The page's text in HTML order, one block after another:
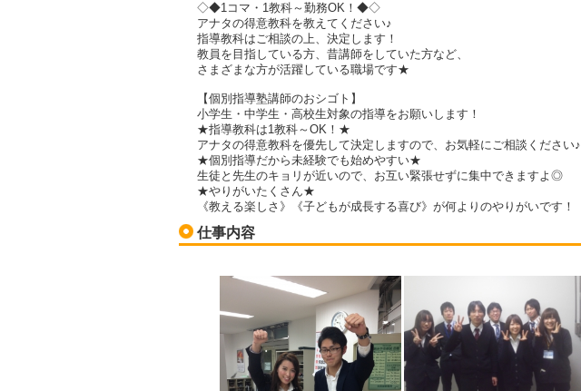
◇◆1コマ・1教科～勤務OK！◆◇
アナタの得意教科を教えてください♪
指導教科はご相談の上、決定します！
教員を目指している方、昔講師をしていた方など、
さまざまな方が活躍している職場です★
【個別指導塾講師のおシゴト】
小学生・中学生・高校生対象の指導をお願いします！
★指導教科は1教科～OK！★
アナタの得意教科を優先して決定しますので、お気軽にご相談ください♪
★個別指導だから未経験でも始めやすい★
生徒と先生のキョリが近いので、お互い緊張せずに集中できますよ◎
★やりがいたくさん★
《教える楽しさ》《子どもが成長する喜び》が何よりのやりがいです！
仕事内容